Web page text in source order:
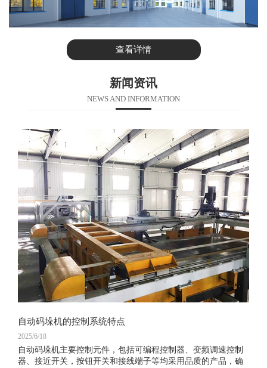
查看详情
新闻资讯
NEWS AND INFORMATION
自动码垛机的控制系统特点
2025/6/18
自动码垛机主要控制元件，包括可编程控制器、变频调速控制
器、接近开关，按钮开关和接线端子等均采用品质的产品，确